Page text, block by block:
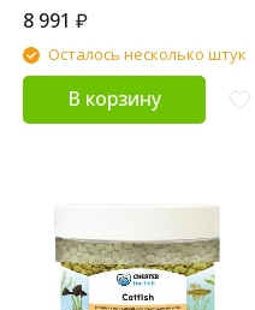
8 991 ₽
Осталось несколько штук
В корзину